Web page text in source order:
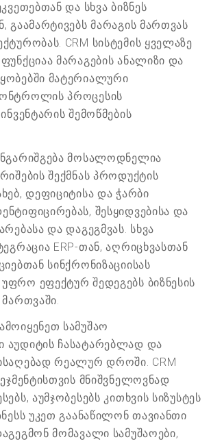
და სხვა ბიზნეს
გაამარტივებს მარაგის მართვას
CRM სისტემის ყველაზე
მარაგების ანალიზი და
მატერიალური
პროცესის
შემოწმების
მოსალოდნელია
შექმნას პროდუქტის
დეფიციტისა და ჭარბი
შესყიდვებისა და
და დაგეგმვას. სხვა
ERP-თან, აღრიცხვასთან
სინქრონიზაციისას
ეფექტურ შედეგებს ბიზნესის
სამუშაო
აუდიტის ჩასატარებლად და
რეალურ დროში. CRM
მნიშვნელოვნად
აუმჯობესებს კითხვის სიზუსტეს
უკეთ გაანაწილონ თავიანთი
მომავალი სამუშაოები,